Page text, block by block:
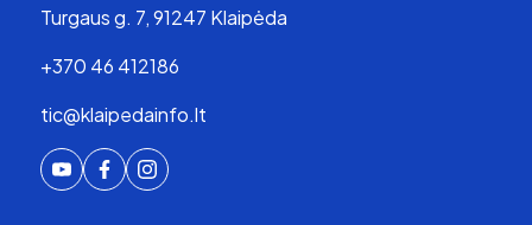
Turgaus g. 7, 91247 Klaipėda
+370 46 412186
tic@klaipedainfo.lt